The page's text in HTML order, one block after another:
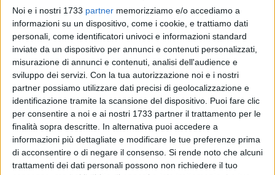
Noi e i nostri 1733 partner memorizziamo e/o accediamo a
informazioni su un dispositivo, come i cookie, e trattiamo dati
personali, come identificatori univoci e informazioni standard
inviate da un dispositivo per annunci e contenuti personalizzati,
misurazione di annunci e contenuti, analisi dell'audience e
sviluppo dei servizi. Con la tua autorizzazione noi e i nostri
partner possiamo utilizzare dati precisi di geolocalizzazione e
identificazione tramite la scansione del dispositivo. Puoi fare clic
per consentire a noi e ai nostri 1733 partner il trattamento per le
finalità sopra descritte. In alternativa puoi accedere a
informazioni più dettagliate e modificare le tue preferenze prima
di acconsentire o di negare il consenso. Si rende noto che alcuni
trattamenti dei dati personali possono non richiedere il tuo
Sabato 13 giugno 2026, a partire dalle ore 10.00, presso la
Villa Comunale di Trani – Cassa Armonica, l'associazione I
Folletti Laboriosi 2.0 ODV celebrerà la Giornata Mondiale del
Lavoro a Maglia in Pubblico, un appuntamento che ogni
anno unisce persone di ogni età all'insegna della creatività,
della condivisione e della solidarietà. La Giornata Mondiale
del Lavoro a Maglia in Pubblico nasce con l'obiettivo di
portare fuori dalle case un'attività tradizionalmente
considerata individuale, trasformandola in un'occasione di